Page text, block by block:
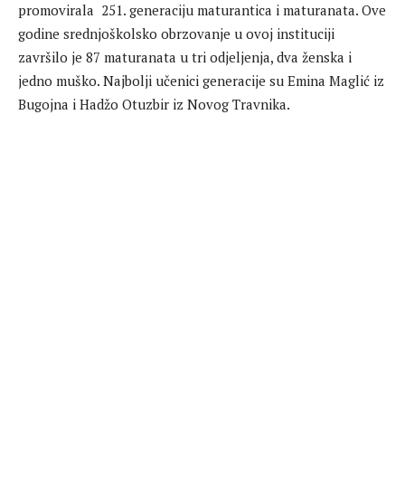
promovirala 251. generaciju maturantica i maturanata. Ove
godine srednjoškolsko obrzovanje u ovoj instituciji
završilo je 87 maturanata u tri odjeljenja, dva ženska i
jedno muško. Najbolji učenici generacije su Emina Maglić iz
Bugojna i Hadžo Otuzbir iz Novog Travnika.